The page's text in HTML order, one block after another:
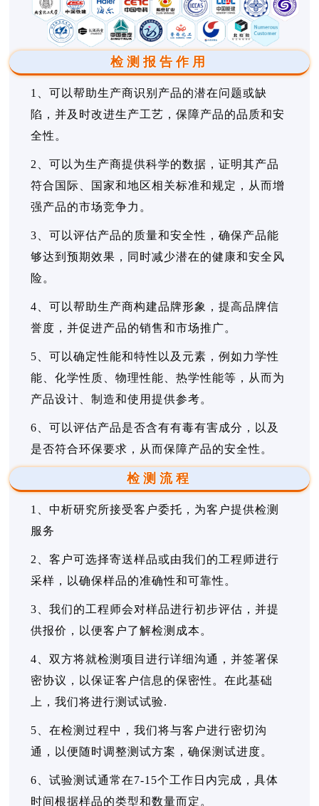
检测报告作用
1、可以帮助生产商识别产品的潜在问题或缺
陷，并及时改进生产工艺，保障产品的品质和安
全性。
2、可以为生产商提供科学的数据，证明其产品
符合国际、国家和地区相关标准和规定，从而增
强产品的市场竞争力。
3、可以评估产品的质量和安全性，确保产品能
够达到预期效果，同时减少潜在的健康和安全风
险。
4、可以帮助生产商构建品牌形象，提高品牌信
誉度，并促进产品的销售和市场推广。
5、可以确定性能和特性以及元素，例如力学性
能、化学性质、物理性能、热学性能等，从而为
产品设计、制造和使用提供参考。
6、可以评估产品是否含有有毒有害成分，以及
是否符合环保要求，从而保障产品的安全性。
检测流程
1、中析研究所接受客户委托，为客户提供检测
服务
2、客户可选择寄送样品或由我们的工程师进行
采样，以确保样品的准确性和可靠性。
3、我们的工程师会对样品进行初步评估，并提
供报价，以便客户了解检测成本。
4、双方将就检测项目进行详细沟通，并签署保
密协议，以保证客户信息的保密性。在此基础
上，我们将进行测试试验.
5、在检测过程中，我们将与客户进行密切沟
通，以便随时调整测试方案，确保测试进度。
6、试验测试通常在7-15个工作日内完成，具体
时间根据样品的类型和数量而定。